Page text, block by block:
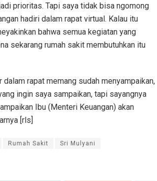
prioritas. Tapi saya tidak bisa ngomong
hadiri dalam rapat virtual. Kalau itu
bahwa semua kegiatan yang
sekarang rumah sakit membutuhkan itu
rapat memang sudah menyampaikan,
ingin saya sampaikan, tapi sayangnya
Ibu (Menteri Keuangan) akan
[rls]
Rumah Sakit Sri Mulyani